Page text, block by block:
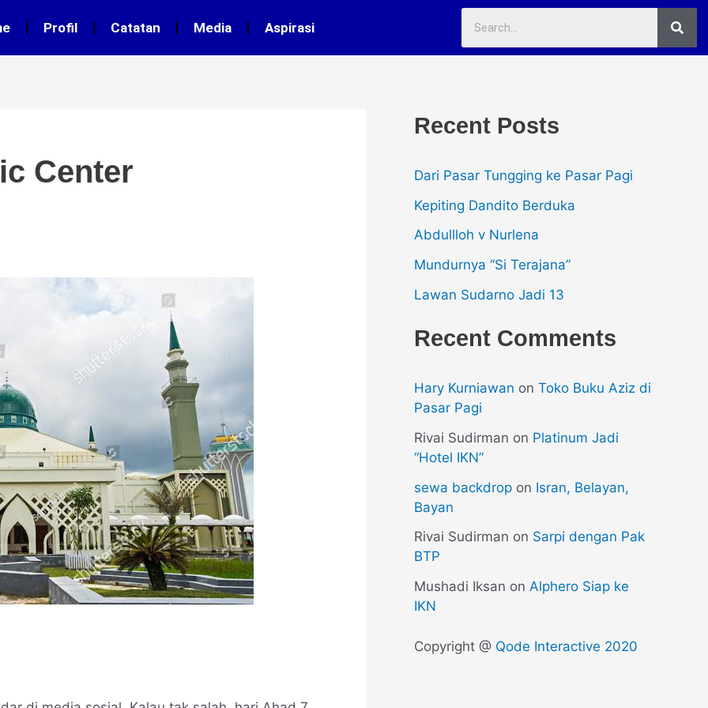
Profil Catatan Media Aspirasi
Center
Recent Posts
Dari Pasar Tungging ke Pasar Pagi
Kepiting Dandito Berduka
Abdullloh v Nurlena
Mundurnya “Si Terajana”
Lawan Sudarno Jadi 13
Recent Comments
Hary Kurniawan on Toko Buku Aziz di
Pasar Pagi
Rivai Sudirman on Platinum Jadi
“Hotel IKN”
sewa backdrop on Isran, Belayan,
Bayan
Rivai Sudirman on Sarpi dengan Pak
BTP
Mushadi Iksan on Alphero Siap ke
IKN
Copyright @ Qode Interactive 2020